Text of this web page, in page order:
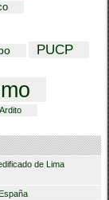
PUCP
de Lima